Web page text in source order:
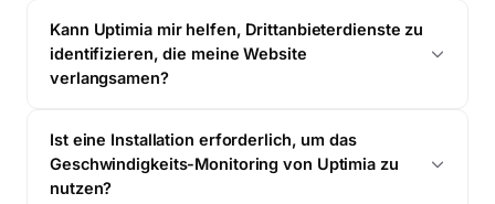
Kann Uptimia mir helfen, Drittanbieterdienste zu
identifizieren, die meine Website
verlangsamen?
Ist eine Installation erforderlich, um das
Geschwindigkeits-Monitoring von Uptimia zu
nutzen?